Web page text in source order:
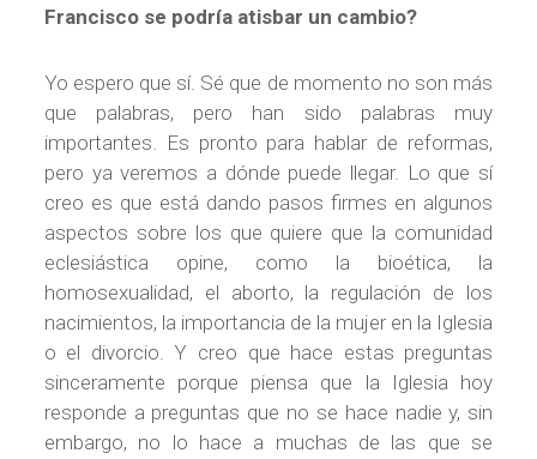
Francisco se podría atisbar un cambio?
Yo espero que sí. Sé que de momento no son más
que palabras, pero han sido palabras muy
importantes. Es pronto para hablar de reformas,
pero ya veremos a dónde puede llegar. Lo que sí
creo es que está dando pasos firmes en algunos
aspectos sobre los que quiere que la comunidad
eclesiástica opine, como la bioética, la
homosexualidad, el aborto, la regulación de los
nacimientos, la importancia de la mujer en la Iglesia
o el divorcio. Y creo que hace estas preguntas
sinceramente porque piensa que la Iglesia hoy
responde a preguntas que no se hace nadie y, sin
embargo, no lo hace a muchas de las que se